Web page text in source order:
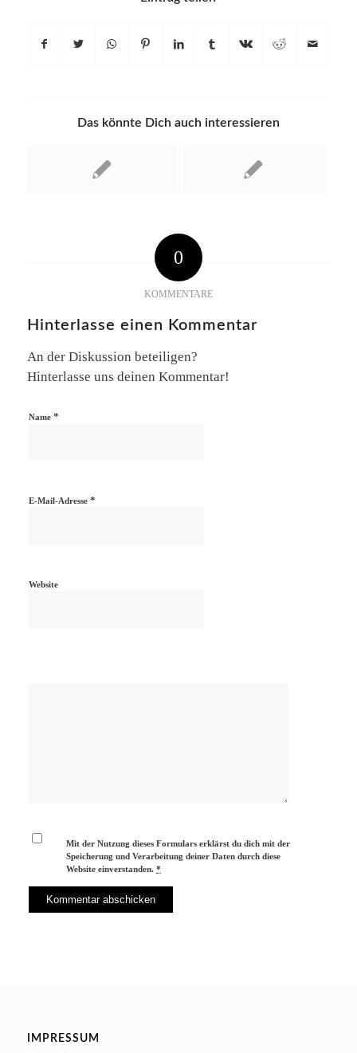
Das könnte Dich auch interessieren
0
KOMMENTARE
Hinterlasse einen Kommentar
An der Diskussion beteiligen?
Hinterlasse uns deinen Kommentar!
Name *
E-Mail-Adresse *
Website
Mit der Nutzung dieses Formulars erklärst du dich mit der
Speicherung und Verarbeitung deiner Daten durch diese
Website einverstanden.*
IMPRESSUM